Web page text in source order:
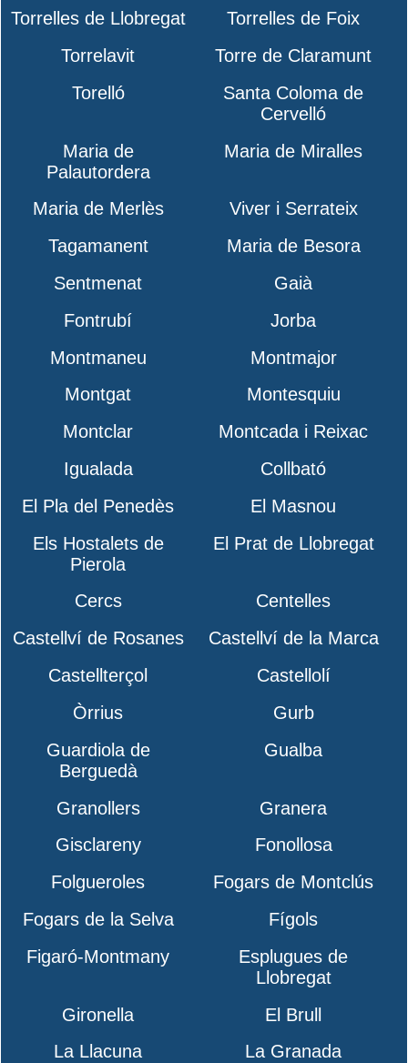
Torrelles de Llobregat
Torrelles de Foix
Torrelavit
Torre de Claramunt
Torelló
Santa Coloma de
Cervelló
Maria de
Palautordera
Maria de Miralles
Maria de Merlès
Viver i Serrateix
Tagamanent
Maria de Besora
Sentmenat
Gaià
Fontrubí
Jorba
Montmaneu
Montmajor
Montgat
Montesquiu
Montclar
Montcada i Reixac
Igualada
Collbató
El Pla del Penedès
El Masnou
Els Hostalets de
Pierola
El Prat de Llobregat
Cercs
Centelles
Castellví de Rosanes
Castellví de la Marca
Castellterçol
Castellolí
Òrrius
Gurb
Guardiola de
Berguedà
Gualba
Granollers
Granera
Gisclareny
Fonollosa
Folgueroles
Fogars de Montclús
Fogars de la Selva
Fígols
Figaró-Montmany
Esplugues de
Llobregat
Gironella
El Brull
La Llacuna
La Granada